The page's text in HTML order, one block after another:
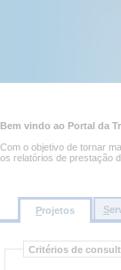
principal
página
Bem vindo ao Portal da
Com o objetivo de tornar
os relatórios de prestação
Projetos S
Consultar
projetos
Critérios de